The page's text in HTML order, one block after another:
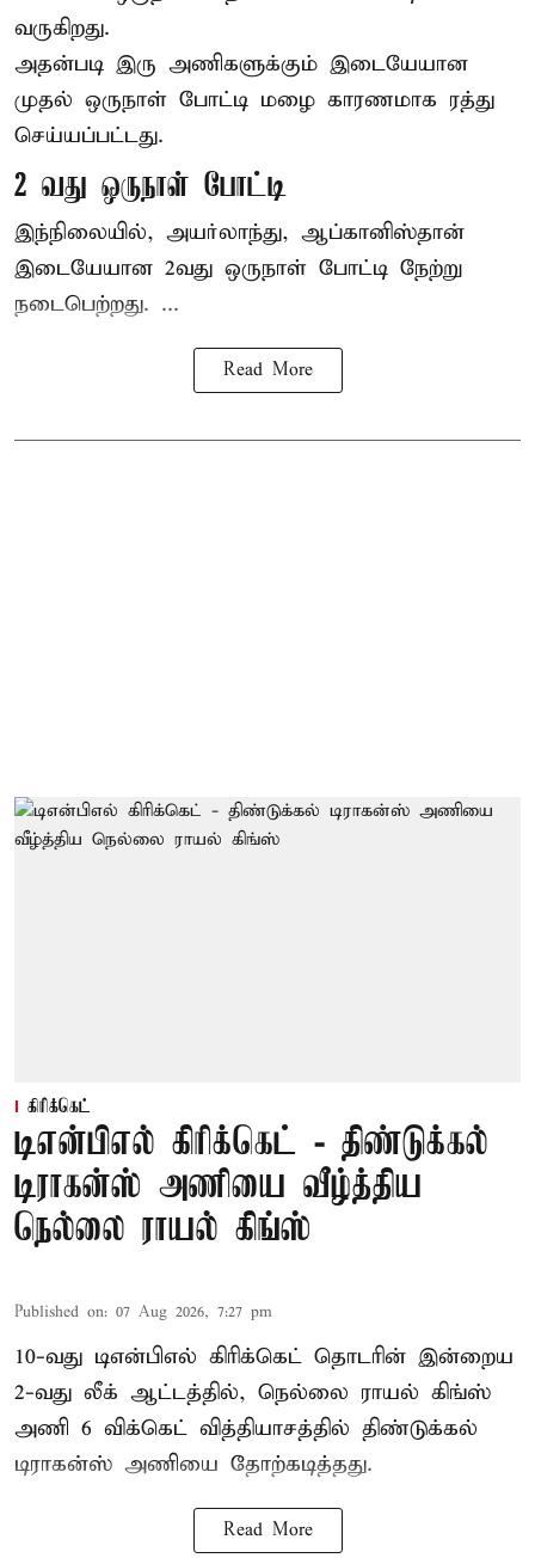
வருகிறது.
அதன்படி இரு அணிகளுக்கும் இடையேயான
முதல் ஒருநாள் போட்டி மழை காரணமாக ரத்து
செய்யப்பட்டது.
2 வது ஒருநாள் போட்டி
இந்நிலையில், அயர்லாந்து, ஆப்கானிஸ்தான்
இடையேயான 2வது ஒருநாள் போட்டி நேற்று
நடைபெற்றது. ...
Read More
கிரிக்கெட்
டிஎன்பிஎல் கிரிக்கெட் - திண்டுக்கல்
டிராகன்ஸ் அணியை வீழ்த்திய
நெல்லை ராயல் கிங்ஸ்
Published on: 07 Aug 2026, 7:27 pm
10-வது டிஎன்பிஎல் கிரிக்கெட் தொடரின் இன்றைய
2-வது லீக் ஆட்டத்தில், நெல்லை ராயல் கிங்ஸ்
அணி 6 விக்கெட் வித்தியாசத்தில் திண்டுக்கல்
டிராகன்ஸ் அணியை தோற்கடித்தது.
Read More